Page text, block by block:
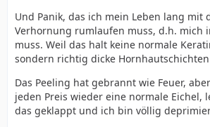
Und Panik, das ich mein Leben lang mit
Verhornung rumlaufen muss, d.h. mich
muss. Weil das halt keine normale
sondern richtig dicke
Das Peeling hat gebrannt wie Feuer,
jeden Preis wieder eine normale Eichel,
das geklappt und ich bin völlig